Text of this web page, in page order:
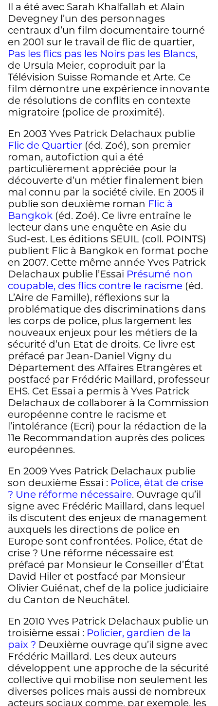
Il a été avec Sarah Khalfallah et Alain
Devegney l’un des personnages
centraux d’un film documentaire tourné
en 2001 sur le travail de flic de quartier,
Pas les flics pas les Noirs pas les Blancs,
de Ursula Meier, coproduit par la
Télévision Suisse Romande et Arte. Ce
film démontre une expérience innovante
de résolutions de conflits en contexte
migratoire (police de proximité).
En 2003 Yves Patrick Delachaux publie
Flic de Quartier (éd. Zoé), son premier
roman, autofiction qui a été
particulièrement appréciée pour la
découverte d’un métier finalement bien
mal connu par la société civile. En 2005 il
publie son deuxième roman Flic à
Bangkok (éd. Zoé). Ce livre entraîne le
lecteur dans une enquête en Asie du
Sud-est. Les éditions SEUIL (coll. POINTS)
publient Flic à Bangkok en format poche
en 2007. Cette même année Yves Patrick
Delachaux publie l’Essai Présumé non
coupable, des flics contre le racisme (éd.
L’Aire de Famille), réflexions sur la
problématique des discriminations dans
les corps de police, plus largement les
nouveaux enjeux pour les métiers de la
sécurité d’un Etat de droits. Ce livre est
préfacé par Jean-Daniel Vigny du
Département des Affaires Etrangères et
postfacé par Frédéric Maillard, professeur
EHS. Cet Essai a permis à Yves Patrick
Delachaux de collaborer à la Commission
européenne contre le racisme et
l’intolérance (Ecri) pour la rédaction de la
11e Recommandation auprès des polices
européennes.
En 2009 Yves Patrick Delachaux publie
son deuxième Essai : Police, état de crise
? Une réforme nécessaire. Ouvrage qu’il
signe avec Frédéric Maillard, dans lequel
ils discutent des enjeux de management
auxquels les directions de police en
Europe sont confrontées. Police, état de
crise ? Une réforme nécessaire est
préfacé par Monsieur le Conseiller d’État
David Hiler et postfacé par Monsieur
Olivier Guiénat, chef de la police judiciaire
du Canton de Neuchâtel.
En 2010 Yves Patrick Delachaux publie un
troisième essai : Policier, gardien de la
paix ? Deuxième ouvrage qu’il signe avec
Frédéric Maillard. Les deux auteurs
développent une approche de la sécurité
collective qui mobilise non seulement les
diverses polices mais aussi de nombreux
acteurs sociaux comme, par exemple, les